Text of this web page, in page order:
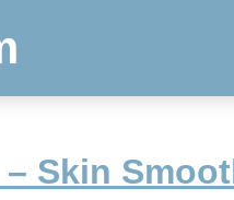
– Skin